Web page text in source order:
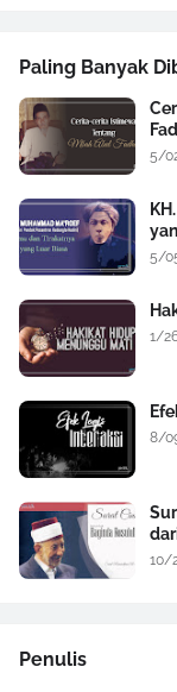
Paling Banyak
5/
5/
1/
8/
10/
Penulis